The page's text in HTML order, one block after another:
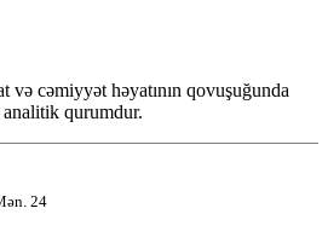
və cəmiyyət həyatının qovuşuğunda
qurumdur.
24